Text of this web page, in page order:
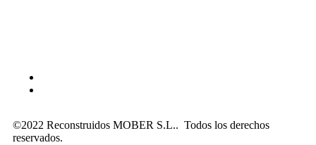
©2022 Reconstruidos MOBER S.L.. Todos los derechos
reservados.